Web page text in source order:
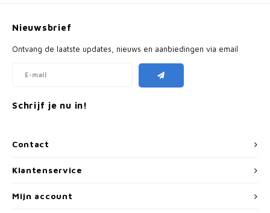
Contact
Nieuwsbrief
Ontvang de laatste updates, nieuws en aanbiedingen via email
Schrijf je nu in!
Klantenservice
Mijn account